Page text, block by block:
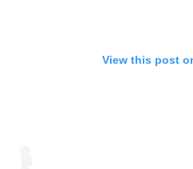
View this post